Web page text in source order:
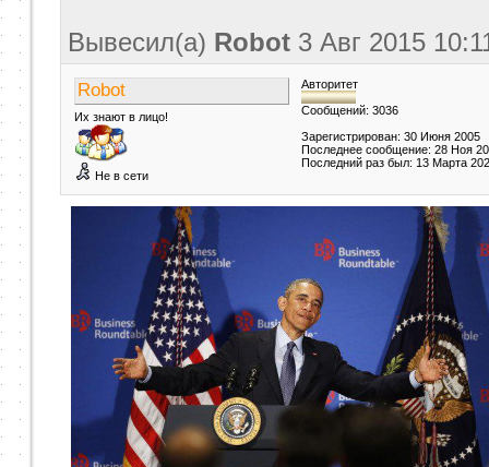
Вывесил(a) Robot3 Авг 2015
Robot
Их знают в лицо!
Не в сети
Авторитет
Сообщений: 3036
Зарегистрирован: 30 Июня 2005
Последнее сообщение: 28 Ноя
Последний раз был: 13 Марта